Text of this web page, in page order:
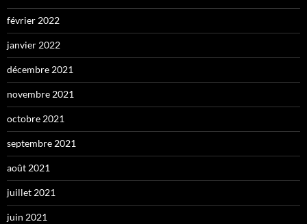
février 2022
janvier 2022
décembre 2021
novembre 2021
octobre 2021
septembre 2021
août 2021
juillet 2021
juin 2021